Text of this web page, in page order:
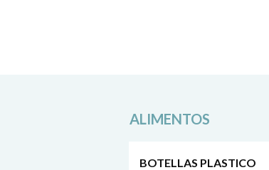
ALIMENTOS
BOTELLAS PLASTICO